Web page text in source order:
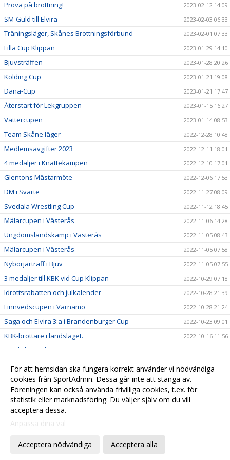
Prova på brottning! 2023-02-12 14:09
SM-Guld till Elvira 2023-02-03 06:33
Träningsläger, Skånes Brottningsförbund 2023-02-01 07:33
Lilla Cup Klippan 2023-01-29 14:10
Bjuvsträffen 2023-01-28 20:26
Kolding Cup 2023-01-21 19:08
Dana-Cup 2023-01-21 17:47
Återstart för Lekgruppen 2023-01-15 16:27
Vättercupen 2023-01-14 08:53
Team Skåne läger 2022-12-28 10:48
Medlemsavgifter 2023 2022-12-11 18:01
4 medaljer i Knattekampen 2022-12-10 17:01
Glentons Mästarmöte 2022-12-06 17:53
DM i Svarte 2022-11-27 08:09
Svedala Wrestling Cup 2022-11-12 18:45
Mälarcupen i Västerås 2022-11-06 14:28
Ungdomslandskamp i Västerås 2022-11-05 08:43
Mälarcupen i Västerås 2022-11-05 07:58
Nybörjarträff i Bjuv 2022-11-05 07:55
3 medaljer till KBK vid Cup Klippan 2022-10-29 07:18
Idrottsrabatten och julkalender 2022-10-28 21:39
Finnvedscupen i Värnamo 2022-10-28 21:24
Saga och Elvira 3:a i Brandenburger Cup 2022-10-23 09:01
KBK-brottare i landslaget. 2022-10-16 11:56
Nordisk Ungdomsturnering
Öresundsträffen 2022-10-16 11:54
Richtoffcupen i Limhamn 2022-10-16 11:53
Hugo Svahn tävlade i Norge 2022-10-16 11:52
inställningar
Webbversion
För att hemsidan ska fungera korrekt använder vi nödvändiga
cookies från SportAdmin. Dessa går inte att stänga av.
Föreningen kan också använda frivilliga cookies, t.ex. för
statistik eller marknadsföring. Du väljer själv om du vill
acceptera dessa.
Anpassa dina val
Acceptera nödvändiga Acceptera alla